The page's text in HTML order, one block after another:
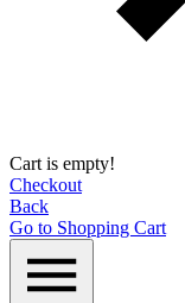
Cart is empty!
Checkout
Back
Go to Shopping Сart